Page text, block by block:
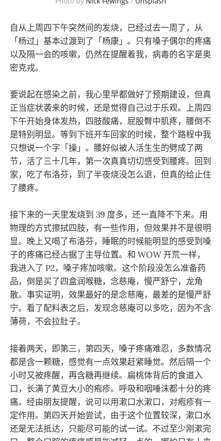
自从上周四下午突然间的发烧，已经过去一周了，从
「杨过」基本过渡到了「杨康」。只有嗓子偶尔的疼痛
以及隔一会的咳嗽，仍然在提醒着我，病毒的名字是奥
密克戎。
要说起在感染之前，我心里早都做好了预期建设，但真
正当症状袭来的时候，还是觉得自己过于乐观。上周四
下午开始身体发热，四肢酸痛，屁股臀中肌疼，腰倒不
是特别明显。等到下班开车回家的时候，整个路程中我
只想说一个字「操」。腰好似被人活生生的劈成了两
节，活了三十几年，第一次真真切切感受到腰疼。回到
家，吃了布洛芬，到了半夜烧没怎么退，但真的给止住
了腰疼。
接下来的一天里发烧到 39 度多，还一直降不下来。用
物理的方式擦拭四肢，有一些作用，但效果并不是很明
显。晚上又喝了布洛芬，睡眠的时候能明显的感受到嗓
子的疼痛已经占据了主导位置。和 WOW 开荒一样，
我进入了 P2，嗓子疼加咳嗽。这个阶段没怎么准备药
品，倒是买了四盒润喉糖，念慈庵，慢严舒宁，龙角
散。事实证明，效果最好的是念慈庵，最差的是慢严舒
宁。看了配料表之后，发现念慈庵可以多吃，因为不含
薄荷，不会拉肚子。
接着两天，即第三，第四天，嗓子疼痛难忍，多数情况
都是含一颗糖，感觉有一点效果赶紧睡觉。然后隔一个
小时又被疼醒，再含糖再继续。扁桃体背后的食道入
口，长满了黄豆大小的疱疹。呼吸和咽唾沫都十分的疼
痛。经由朋友提醒，说可以用漱口水漱口，对疱疹有一
定作用。第四天开始尝试，由于这个位置较深，漱口水
还是无法抵达，只能尽可能的试一试。不过至少刚漱完